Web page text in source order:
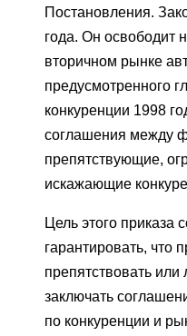
Постановления.
года. Он освободит
вторичном рынке
предусмотренного
конкуренции 1998
соглашения между
препятствующие,
искажающие
Цель этого приказа
гарантировать, что
препятствовать
заключать
по конкуренции и